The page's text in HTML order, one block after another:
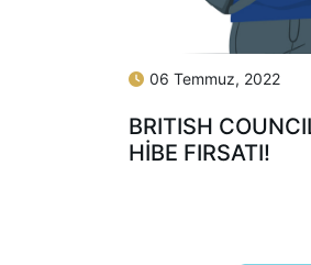
06 Temmuz, 2022
BRITISH
HİBE FIRSATI!